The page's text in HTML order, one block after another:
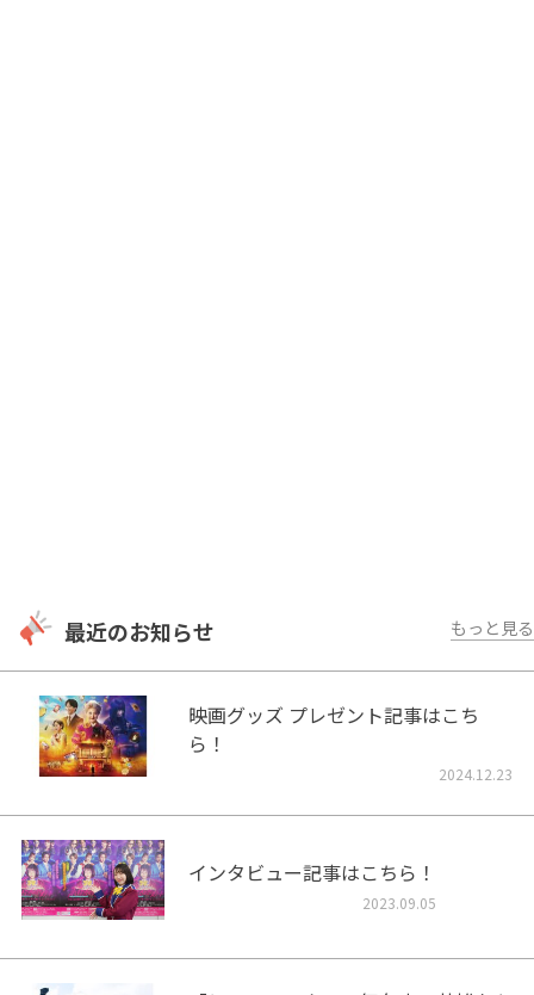
最近のお知らせ もっと見る
映画グッズ プレゼント記事はこち
ら！
2024.12.23
インタビュー記事はこちら！
2023.09.05